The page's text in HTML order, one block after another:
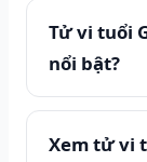
Tử vi tuổi
nổi bật?
Xem tử vi